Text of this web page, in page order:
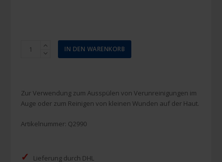
Eyewash
(inkl.
Augendusche)
IN DEN WARENKORB
Zur Verwendung zum Ausspülen von Verunreinigungen im
Auge oder zum Reinigen von kleinen Wunden auf der Haut.
Artikelnummer: Q2990
✓ Lieferung durch DHL